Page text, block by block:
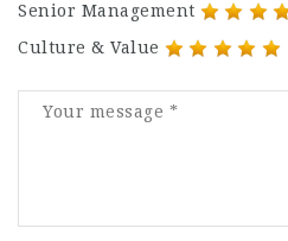
Senior Management
Culture & Value